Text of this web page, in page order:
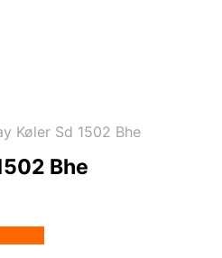
Køler Sd 1502 Bhe
Bhe